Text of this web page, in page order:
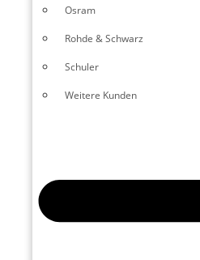
Osram
Rohde & Schwarz
Schuler
Weitere Kunden